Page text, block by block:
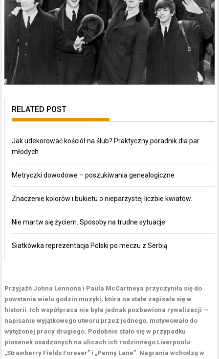
RELATED POST
Jak udekorować kościół na ślub? Praktyczny poradnik dla par
młodych
Metryczki dowodowe – poszukiwania genealogiczne
Znaczenie kolorów i bukietu o nieparzystej liczbie kwiatów.
Nie martw się życiem. Sposoby na trudne sytuacje
Siatkówka reprezentacja Polski po meczu z Serbią
Przyjaźń Johna Lennona i Paula McCartneya przyczyniła się do
powstania wielu godzin muzyki, która na stałe zapisała się w
historii. Ich współpraca nie była jednak pozbawiona rywalizacji —
napisanie wyjątkowego utworu przez jednego, motywowało do
wytężonej pracy drugiego. Podobnie stało się w przypadku
piosenek osadzonych na ulicach ich rodzinnego Liverpoolu:
„Strawberry Fields Forever” i „Penny Lane”. Nagrania wchodzą w